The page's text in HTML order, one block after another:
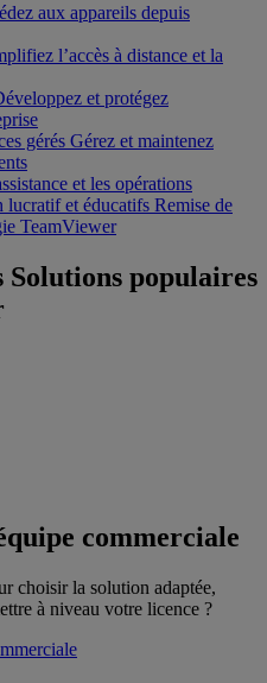
aux appareils depuis
l’accès à distance et la
et protégez
gérés Gérez et maintenez
et les opérations
lucratif et éducatifs Remise de
TeamViewer
Solutions populaires
commerciale
choisir la solution adaptée,
à niveau votre licence ?